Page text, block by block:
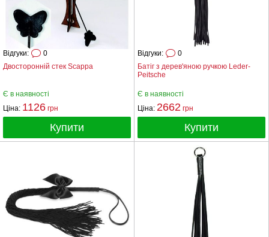
Двосторонній стек Scappa
Відгуки: 0
Є в наявності
Ціна: 1126 грн
Купити
Батіг з дерев'яною ручкою Leder-
Peitsche
Відгуки: 0
Є в наявності
Ціна: 2662 грн
Купити